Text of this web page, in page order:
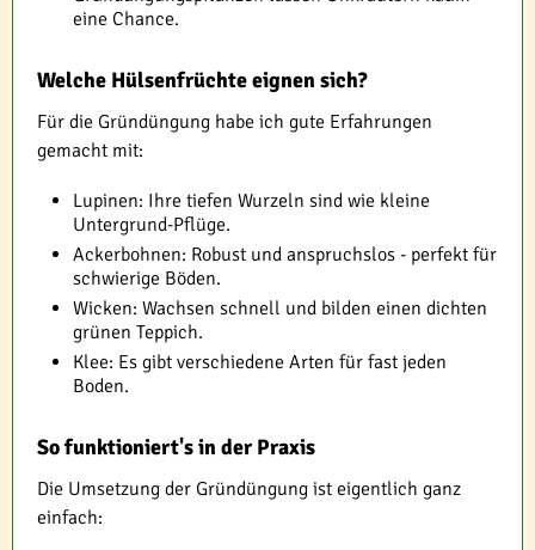
eine Chance.
Welche Hülsenfrüchte eignen sich?
Für die Gründüngung habe ich gute Erfahrungen
gemacht mit:
Lupinen: Ihre tiefen Wurzeln sind wie kleine
Untergrund-Pflüge.
Ackerbohnen: Robust und anspruchslos - perfekt für
schwierige Böden.
Wicken: Wachsen schnell und bilden einen dichten
grünen Teppich.
Klee: Es gibt verschiedene Arten für fast jeden
Boden.
So funktioniert's in der Praxis
Die Umsetzung der Gründüngung ist eigentlich ganz
einfach: